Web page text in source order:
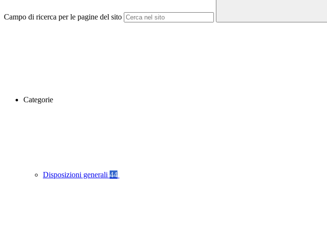
Campo di ricerca per le pagine del sito
Categorie
Disposizioni generali 44